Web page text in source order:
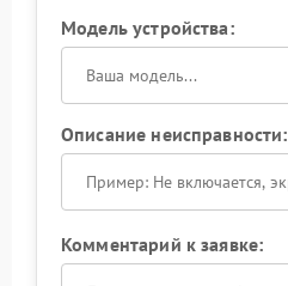
Модель устройства:
Описание неисправности:
Комментарий к заявке: